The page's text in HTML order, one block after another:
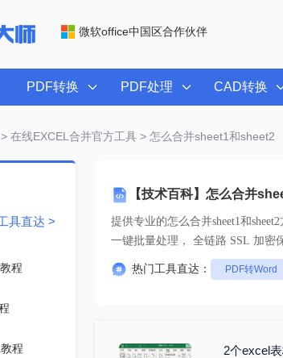
微软office中国区合作伙伴
PDF转换 PDF处理 CAD转换
在线EXCEL合并官方工具> 怎么合并sheet1和sheet2
【技术百科】怎么合并
提供专业的怎么合并sheet1和sheet2
一键批量处理， 全链路
热门工具直达： PDF转Word
具直达 >
程
程 2个excel